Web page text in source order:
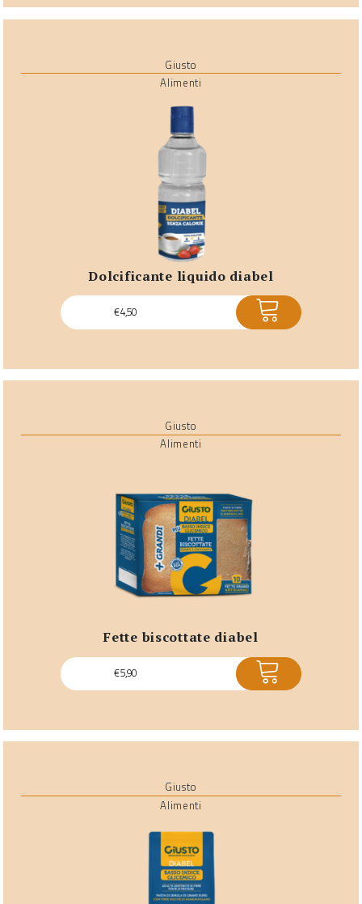
Giusto
Alimenti
dolcificante liquido diabel
€4,50 ACQUISTA
Giusto
Alimenti
fette biscottate diabel
€5,90 ACQUISTA
Giusto
Alimenti